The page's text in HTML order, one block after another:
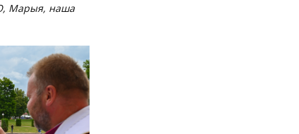
Марыя, наша